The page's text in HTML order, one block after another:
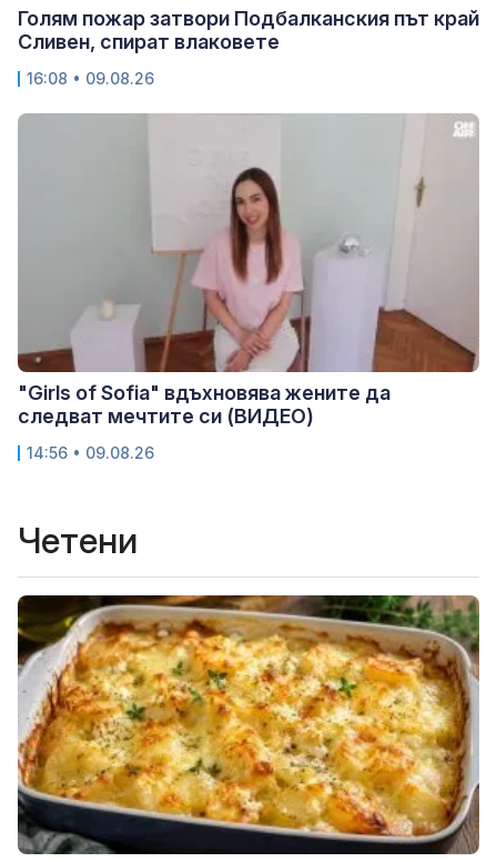
Голям пожар затвори Подбалканския път край
Сливен, спират влаковете
16:08 • 09.08.26
"Girls of Sofia" вдъхновява жените да
следват мечтите си (ВИДЕО)
14:56 • 09.08.26
Четени